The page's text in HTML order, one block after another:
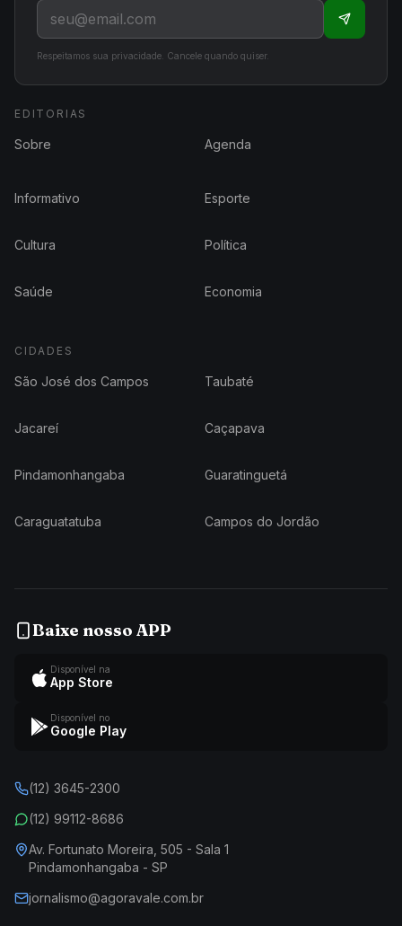
Respeitamos sua privacidade. Cancele quando quiser.
EDITORIAS
Sobre Agenda
Informativo Esporte
Cultura Política
Saúde Economia
CIDADES
São José dos Campos Taubaté
Jacareí Caçapava
Pindamonhangaba Guaratinguetá
Caraguatatuba Campos do Jordão
Baixe nosso APP
Disponível na
App Store
Disponível no
Google Play
(12) 3645-2300
(12) 99112-8686
Av. Fortunato Moreira, 505 - Sala 1
Pindamonhangaba - SP
jornalismo@agoravale.com.br